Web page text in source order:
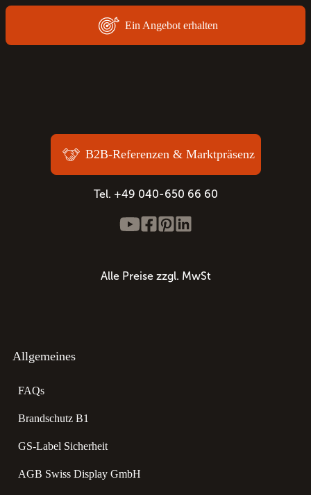
Ein Angebot erhalten
B2B-Referenzen & Marktpräsenz
Tel. +49 040-650 66 60
Alle Preise zzgl. MwSt
Allgemeines
FAQs
Brandschutz B1
GS-Label Sicherheit
AGB Swiss Display GmbH